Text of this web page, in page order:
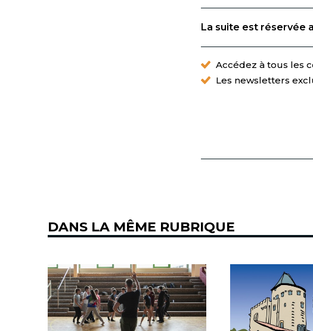
La suite est réservée
Accédez à tous les
Les newsletters
DANS LA MÊME RUBRIQUE